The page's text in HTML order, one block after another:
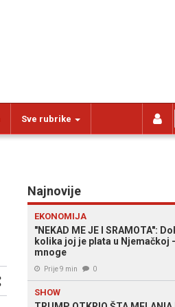
Sve rubrike
Najnovije
EKONOMIJA
"NEKAD ME JE I SRAMOTA":
kolika joj je plata u Njemačkoj
mnoge
Prije 9 min 0
SHOW